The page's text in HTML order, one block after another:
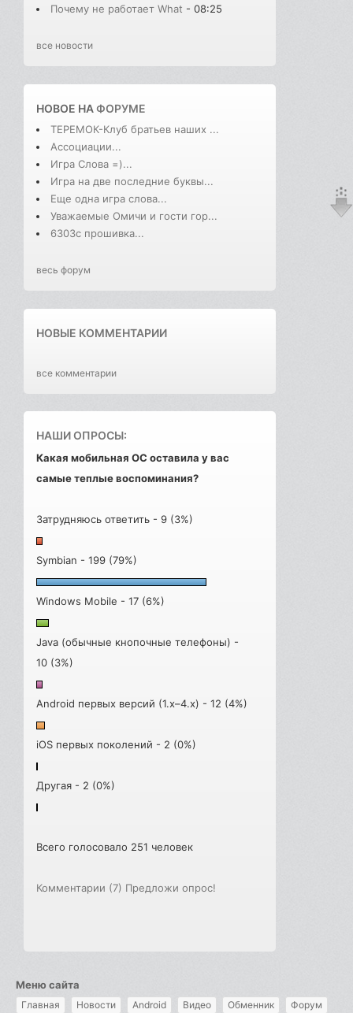
Почему не работает What - 08:25
все новости
НОВОЕ НАФОРУМЕ
ТЕРЕМОК-Клуб братьев наших ...
Ассоциации...
Игра Слова =)...
Игра на две последние буквы...
Еще одна игра слова...
Уважаемые Омичи и гости гор...
6303с прошивка...
весь форум
НОВЫЕ КОММЕНТАРИИ
все комментарии
НАШИ ОПРОСЫ:
Какая мобильная ОС оставила у вас
самые теплые воспоминания?
Затрудняюсь ответить - 9 (3%)
Symbian - 199 (79%)
Windows Mobile - 17 (6%)
Java (обычные кнопочные телефоны) -
10 (3%)
Android первых версий (1.x–4.x) - 12 (4%)
iOS первых поколений - 2 (0%)
Другая - 2 (0%)
Всего голосовало 251 человек
Комментарии (7) Предложи опрос!
Меню сайта
Главная Новости Android Видео Обменник Форум